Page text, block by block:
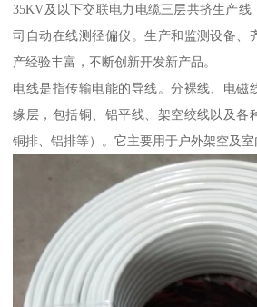
35KV及以下交联电力电缆三层共挤生产线
司自动在线测径偏仪。生产和监测设备、
产经验丰富，不断创新开发新产品。
电线是指传输电能的导线。分裸线、电磁
缘层，包括铜、铝平线、架空绞线以及各
铜排、铝排等）。它主要用于户外架空及室